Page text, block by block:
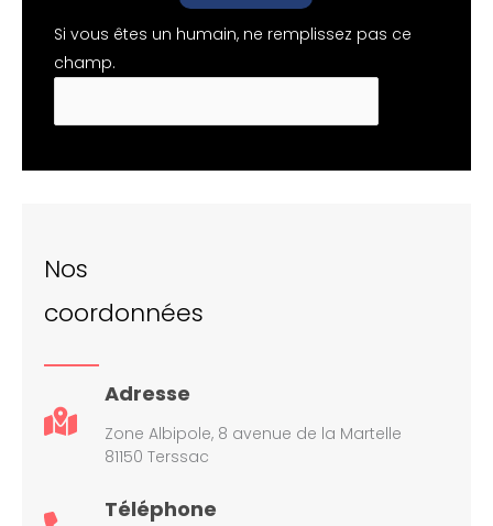
Si vous êtes un humain, ne remplissez pas ce
champ.
Nos
coordonnées
Adresse
Zone Albipole, 8 avenue de la Martelle
81150 Terssac
Téléphone